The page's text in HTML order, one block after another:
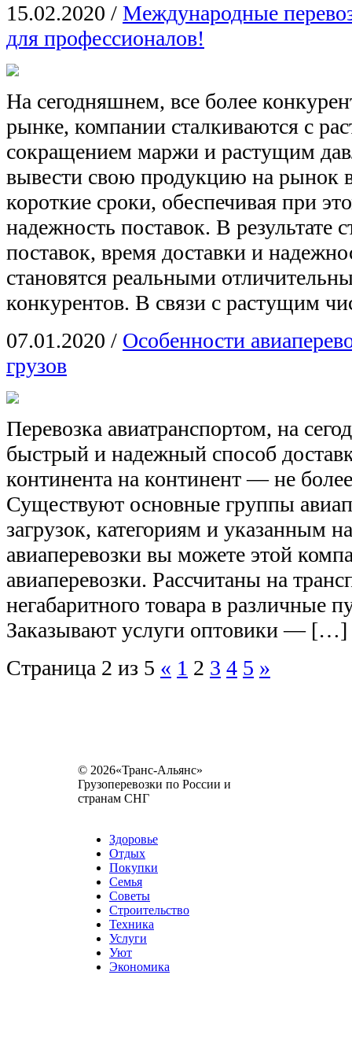
15.02.2020 / Международные
для профессионалов!
На сегодняшнем, все более
рынке, компании сталкиваются с
сокращением маржи и растущим
вывести свою продукцию на рынок
короткие сроки, обеспечивая при
надежность поставок. В результате
поставок, время доставки и
становятся реальными
конкурентов. В связи с растущим
07.01.2020 / Особенности
грузов
Перевозка авиатранспортом, на
быстрый и надежный способ
континента на континент — не
Существуют основные группы
загрузок, категориям и указанным
авиаперевозки вы можете этой
авиаперевозки. Рассчитаны на
негабаритного товара в различные
Заказывают услуги оптовики — […]
Страница 2 из 5 « 1 2 3 4 5 »
© 2026«Транс-Альянс»
Грузоперевозки по России и
странам СНГ
Здоровье
Отдых
Покупки
Семья
Советы
Строительство
Техника
Услуги
Уют
Экономика